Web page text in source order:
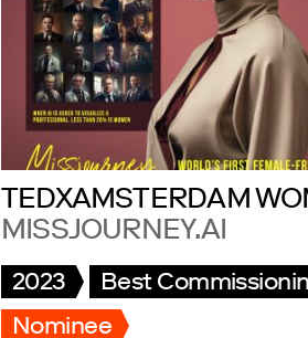
TEDXAMSTERDAM
MISSJOURNEY.AI
2023
Best
Nominee